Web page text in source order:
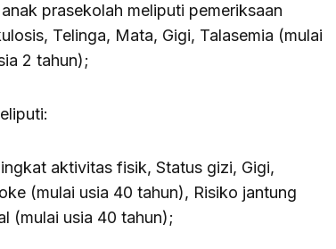
prasekolah meliputi pemeriksaan
Telinga, Mata, Gigi, Talasemia (mulai
2 tahun);
aktivitas fisik, Status gizi, Gigi,
(mulai usia 40 tahun), Risiko jantung
(mulai usia 40 tahun);